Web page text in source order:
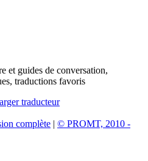
et guides de conversation,
traductions favoris
complète | © PROMT, 2010 -